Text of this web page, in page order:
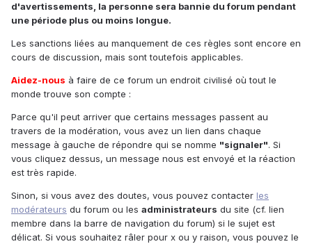
d'avertissements, la personne sera bannie du forum pendant
une période plus ou moins longue.
Les sanctions liées au manquement de ces règles sont encore en
cours de discussion, mais sont toutefois applicables.
Aidez-nous à faire de ce forum un endroit civilisé où tout le
monde trouve son compte :
Parce qu'il peut arriver que certains messages passent au
travers de la modération, vous avez un lien dans chaque
message à gauche de répondre qui se nomme "signaler". Si
vous cliquez dessus, un message nous est envoyé et la réaction
est très rapide.
Sinon, si vous avez des doutes, vous pouvez contacter les
modérateurs du forum ou les administrateurs du site (cf. lien
membre dans la barre de navigation du forum) si le sujet est
délicat. Si vous souhaitez râler pour x ou y raison, vous pouvez le